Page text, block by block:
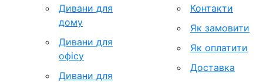
Дивани для
дому
Дивани для
офісу
Дивани для
Контакти
Як замовити
Як оплатити
Доставка